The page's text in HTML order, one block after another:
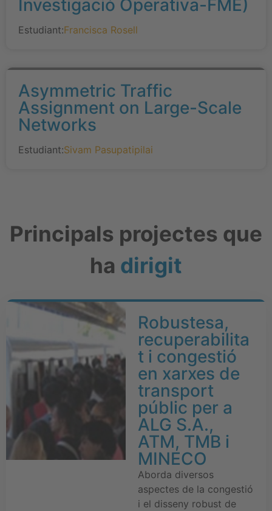
Investigació Operativa-FME)
Estudiant:Francisca Rosell
Asymmetric Traffic
Assignment on Large-Scale
Networks
Estudiant:Sivam Pasupatipilai
Principals projectes que
ha dirigit
Robustesa,
recuperabilita
t i congestió
en xarxes de
transport
públic per a
ALG S.A.,
ATM, TMB i
MINECO
Aborda diversos
aspectes de la congestió
i el disseny robust de